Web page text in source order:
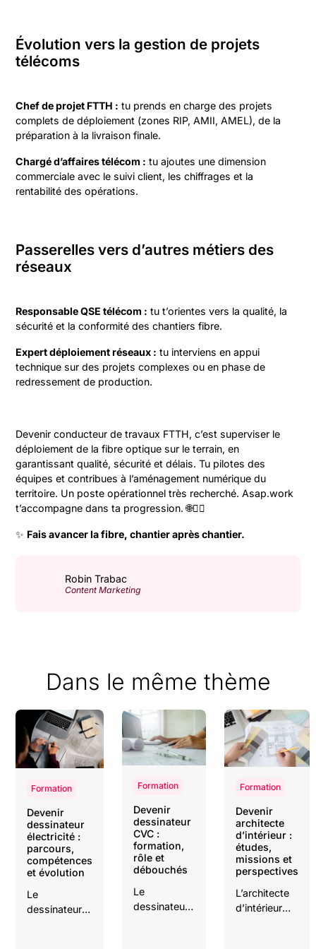
Évolution vers la gestion de projets
télécoms
Chef de projet FTTH : tu prends en charge des projets
complets de déploiement (zones RIP, AMII, AMEL), de la
préparation à la livraison finale.
Chargé d’affaires télécom : tu ajoutes une dimension
commerciale avec le suivi client, les chiffrages et la
rentabilité des opérations.
Passerelles vers d’autres métiers des
réseaux
Responsable QSE télécom : tu t’orientes vers la qualité, la
sécurité et la conformité des chantiers fibre.
Expert déploiement réseaux : tu interviens en appui
technique sur des projets complexes ou en phase de
redressement de production.
Devenir conducteur de travaux FTTH, c’est superviser le
déploiement de la fibre optique sur le terrain, en
garantissant qualité, sécurité et délais. Tu pilotes des
équipes et contribues à l’aménagement numérique du
territoire. Un poste opérationnel très recherché. Asap.work
t’accompagne dans ta progression. 🌐👷‍♂️
✨ Fais avancer la fibre, chantier après chantier.
Robin Trabac
Content Marketing
Dans le même thème
Formation
Devenir
dessinateur
électricité :
parcours,
compétences
et évolution
Le
dessinateur
Formation
Devenir
dessinateur
CVC :
formation,
rôle et
débouchés
Le
dessinateur
Formation
Devenir
architecte
d’intérieur :
études,
missions et
perspectives
L’architecte
d’intérieur